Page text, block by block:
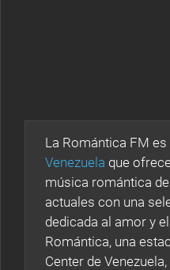
La Romántica FM es
Venezuela que
música romántica
actuales con una
dedicada al amor y
Romántica, una
Center de